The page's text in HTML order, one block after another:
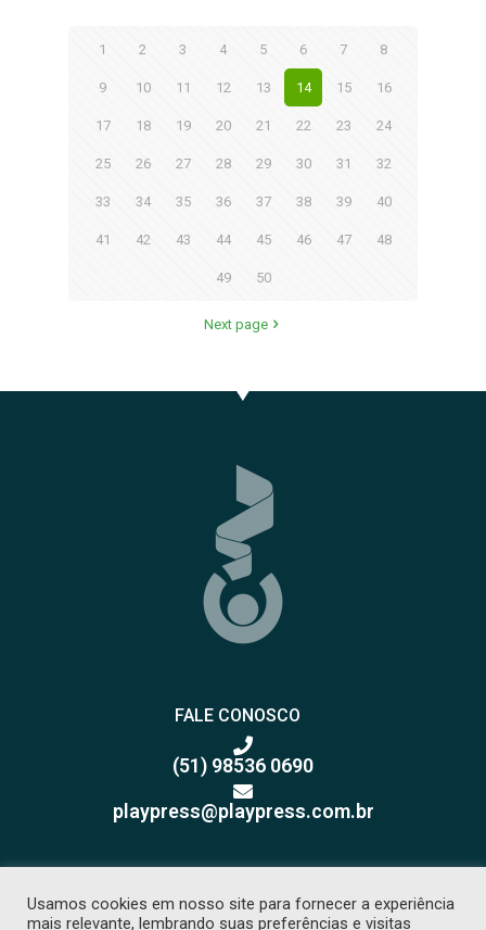
1 2 3 4 5 6 7 8
9 10 11 12 13 14 15 16
17 18 19 20 21 22 23 24
25 26 27 28 29 30 31 32
33 34 35 36 37 38 39 40
41 42 43 44 45 46 47 48
49 50
Next page
FALE CONOSCO
(51) 98536 0690
playpress@playpress.com.br
Usamos cookies em nosso site para fornecer a experiência
mais relevante, lembrando suas preferências e visitas